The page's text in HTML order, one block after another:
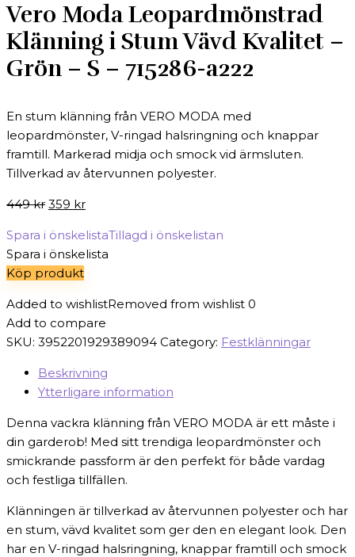
Vero Moda Leopardmönstrad
Klänning i Stum Vävd Kvalitet –
Grön – S – 715286-a222
En stum klänning från VERO MODA med
leopardmönster, V-ringad halsringning och knappar
framtill. Markerad midja och smock vid ärmsluten.
Tillverkad av återvunnen polyester.
449kr Det
priset
var:
449 kr.
359 krDet
priset
är:
Spara i önskelistaTillagd i önskelistan
Spara i önskelista
Köp produkt
Added to wishlistRemoved from wishlist 0
Add to compare
SKU: 3952201929389094 Category: Festklänningar
Beskrivning
Ytterligare information
Denna vackra klänning från VERO MODA är ett måste i
din garderob! Med sitt trendiga leopardmönster och
smickrande passform är den perfekt för både vardag
och festliga tillfällen.
Klänningen är tillverkad av återvunnen polyester och har
en stum, vävd kvalitet som ger den en elegant look. Den
har en V-ringad halsringning, knappar framtill och smock